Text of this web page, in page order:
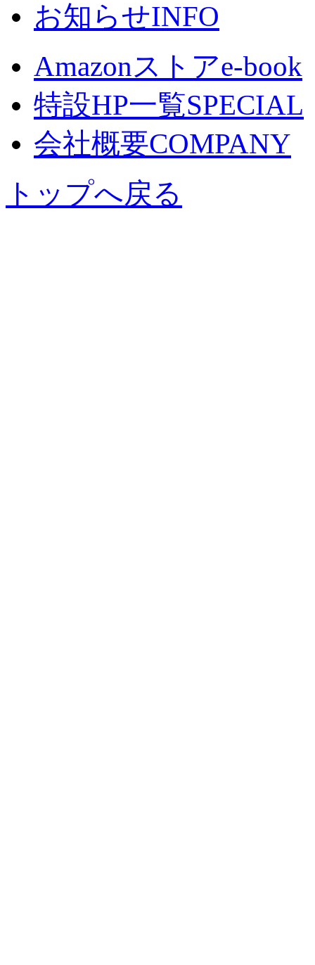
お知らせINFO
Amazonストアe-book
特設HP一覧SPECIAL
会社概要COMPANY
トップへ戻る